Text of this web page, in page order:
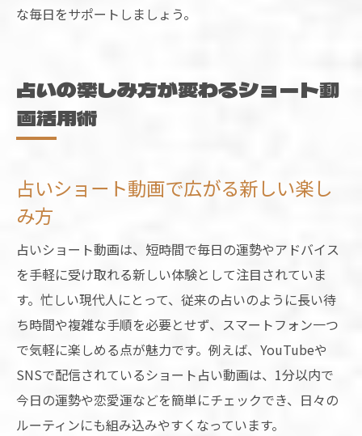
な毎日をサポートしましょう。
占いの楽しみ方が変わるショート動
画活用術
占いショート動画で広がる新しい楽し
み方
占いショート動画は、短時間で毎日の運勢やアドバイス
を手軽に受け取れる新しい体験として注目されていま
す。忙しい現代人にとって、従来の占いのように長い待
ち時間や複雑な手順を必要とせず、スマートフォン一つ
で気軽に楽しめる点が魅力です。例えば、YouTubeや
SNSで配信されているショート占い動画は、1分以内で
今日の運勢や恋愛運などを簡単にチェックでき、日々の
ルーティンにも組み込みやすくなっています。